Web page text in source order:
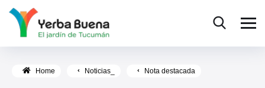
Home Noticias_ Nota destacada